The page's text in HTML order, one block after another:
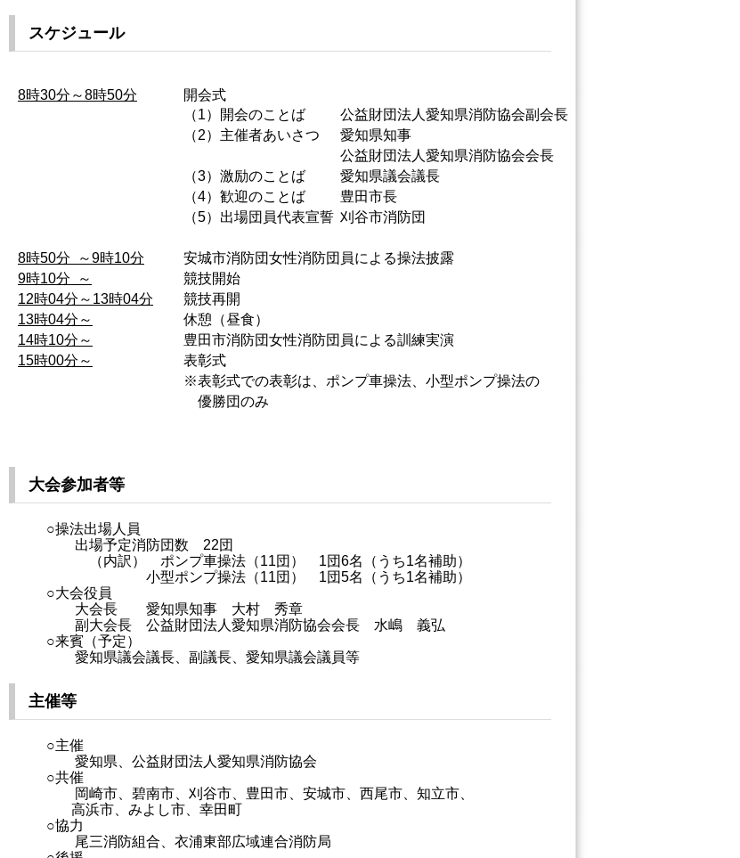
スケジュール
8時30分～8時50分
開会式
（1）開会のことば
公益財団法人愛知県消防協会副会長
（2）主催者あいさつ
愛知県知事
公益財団法人愛知県消防協会会長
（3）激励のことば
愛知県議会議長
（4）歓迎のことば
豊田市長
（5）出場団員代表宣誓 刈谷市消防団
8時50分 ～9時10分
安城市消防団女性消防団員による操法披露
9時10分 ～
競技開始
12時04分～13時04分
競技再開
13時04分～
休憩（昼食）
14時10分～
豊田市消防団女性消防団員による訓練実演
15時00分～
表彰式
※表彰式での表彰は、ポンプ車操法、小型ポンプ操法の
優勝団のみ
大会参加者等
○操法出場人員
出場予定消防団数 22団
（内訳） ポンプ車操法（11団） 1団6名（うち1名補助）
小型ポンプ操法（11団） 1団5名（うち1名補助）
○大会役員
大会長 愛知県知事 大村 秀章
副大会長 公益財団法人愛知県消防協会会長 水嶋 義弘
○来賓（予定）
愛知県議会議長、副議長、愛知県議会議員等
主催等
○主催
愛知県、公益財団法人愛知県消防協会
○共催
岡崎市、碧南市、刈谷市、豊田市、安城市、西尾市、知立市、
高浜市、みよし市、幸田町
○協力
尾三消防組合、衣浦東部広域連合消防局